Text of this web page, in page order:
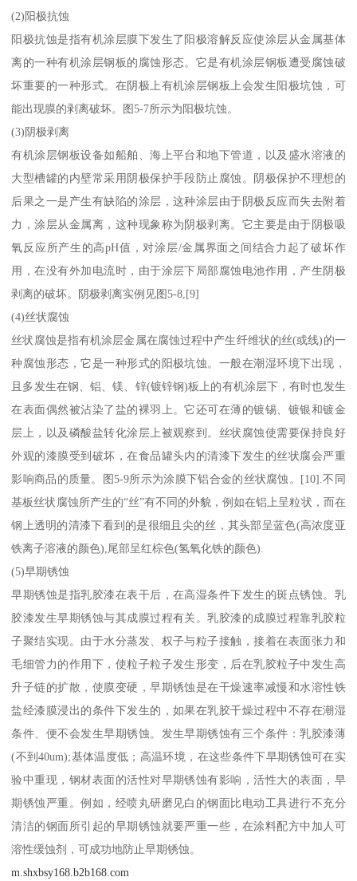
(2)阳极抗蚀
阳极抗蚀是指有机涂层膜下发生了阳极溶解反应使涂层从金属基体
离的一种有机涂层钢板的腐蚀形态。它是有机涂层钢板遭受腐蚀破
坏重要的一种形式。在阴极上有机涂层钢板上会发生阳极坑蚀，可
能出现膜的剥离破坏。图5-7所示为阳极坑蚀。
(3)阴极剥离
有机涂层钢板设备如船舶、海上平台和地下管道，以及盛水溶液的
大型槽罐的内壁常采用阴极保护手段防止腐蚀。阴极保护不理想的
后果之一是产生有缺陷的涂层，这种涂层由于阴极反应而失去附着
力，涂层从金属离，这种现象称为阴极剥离。它主要是由于阴极吸
氧反应所产生的高pH值，对涂层/金属界面之间结合力起了破坏作
用，在没有外加电流时，由于涂层下局部腐蚀电池作用，产生阴极
剥离的破坏。阴极剥离实例见图5-8,[9]
(4)丝状腐蚀
丝状腐蚀是指有机涂层金属在腐蚀过程中产生纤维状的丝(或线)的一
种腐蚀形态，它是一种形式的阳极坑蚀。一般在潮湿环境下出现，
且多发生在钢、铝、镁、锌(镀锌钢)板上的有机涂层下，有时也发生
在表面偶然被沾染了盐的裸羽上。它还可在薄的镀锡、镀银和镀金
层上，以及磷酸盐转化涂层上被观察到。丝状腐蚀使需要保持良好
外观的漆膜受到破坏，在食品罐头内的清漆下发生的丝状腐会严重
影响商品的质量。图5-9所示为涂膜下铝合金的丝状腐蚀。[10].不同
基板丝状腐蚀所产生的“丝”有不同的外貌，例如在铝上呈粒状，而在
钢上透明的清漆下看到的是很细且尖的丝，其头部呈蓝色(高浓度亚
铁离子溶液的颜色),尾部呈红棕色(氢氧化铁的颜色).
(5)早期锈蚀
早期锈蚀是指乳胶漆在表干后，在高湿条件下发生的斑点锈蚀。乳
胶漆发生早期锈蚀与其成膜过程有关。乳胶漆的成膜过程靠乳胶粒
子聚结实现。由于水分蒸发、权子与粒子接触，接着在表面张力和
毛细管力的作用下，使粒子粒子发生形变，后在乳胶粒子中发生高
升子链的扩散，使膜变硬，早期锈蚀是在干燥速率减慢和水溶性铁
盐经漆膜浸出的条件下发生的，如果在乳胶干燥过程中不存在潮湿
条件、便不会发生早期锈蚀。发生早期锈蚀有三个条件：乳胶漆薄
(不到40um);基体温度低；高温环境，在这些条件下早期锈蚀可在实
验中重现，钢材表面的活性对早期锈蚀有影响，活性大的表面，早
期锈蚀严重。例如，经喷丸研磨见白的钢面比电动工具进行不充分
清洁的钢面所引起的早期锈蚀就要严重一些，在涂料配方中加人可
溶性缓蚀剂，可成功地防止早期锈蚀。
m.shxbsy168.b2b168.com